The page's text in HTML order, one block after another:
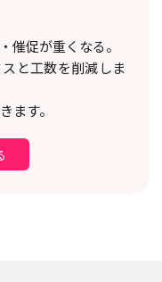
催促が重くなる。
と工数を削減しま
ます。